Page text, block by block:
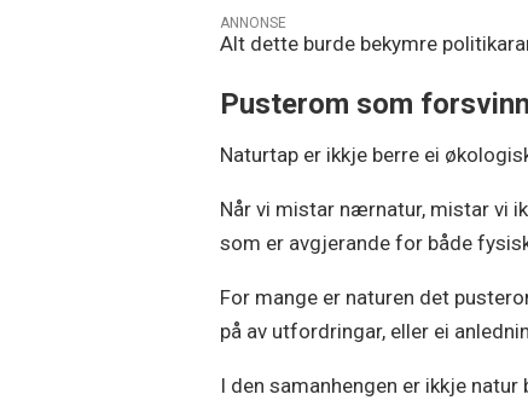
ANNONSE
Alt dette burde bekymre
Pusterom som forsvinn
Naturtap er ikkje berre ei
Når vi mistar nærnatur, mistar vi
som er avgjerande for både
For mange er naturen det
på av utfordringar, eller ei
I den samanhengen er ikkje